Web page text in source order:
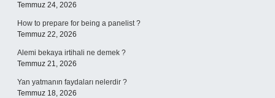
Temmuz 24, 2026
How to prepare for being a panelist ?
Temmuz 22, 2026
Alemi bekaya irtihali ne demek ?
Temmuz 21, 2026
Yan yatmanın faydaları nelerdir ?
Temmuz 18, 2026